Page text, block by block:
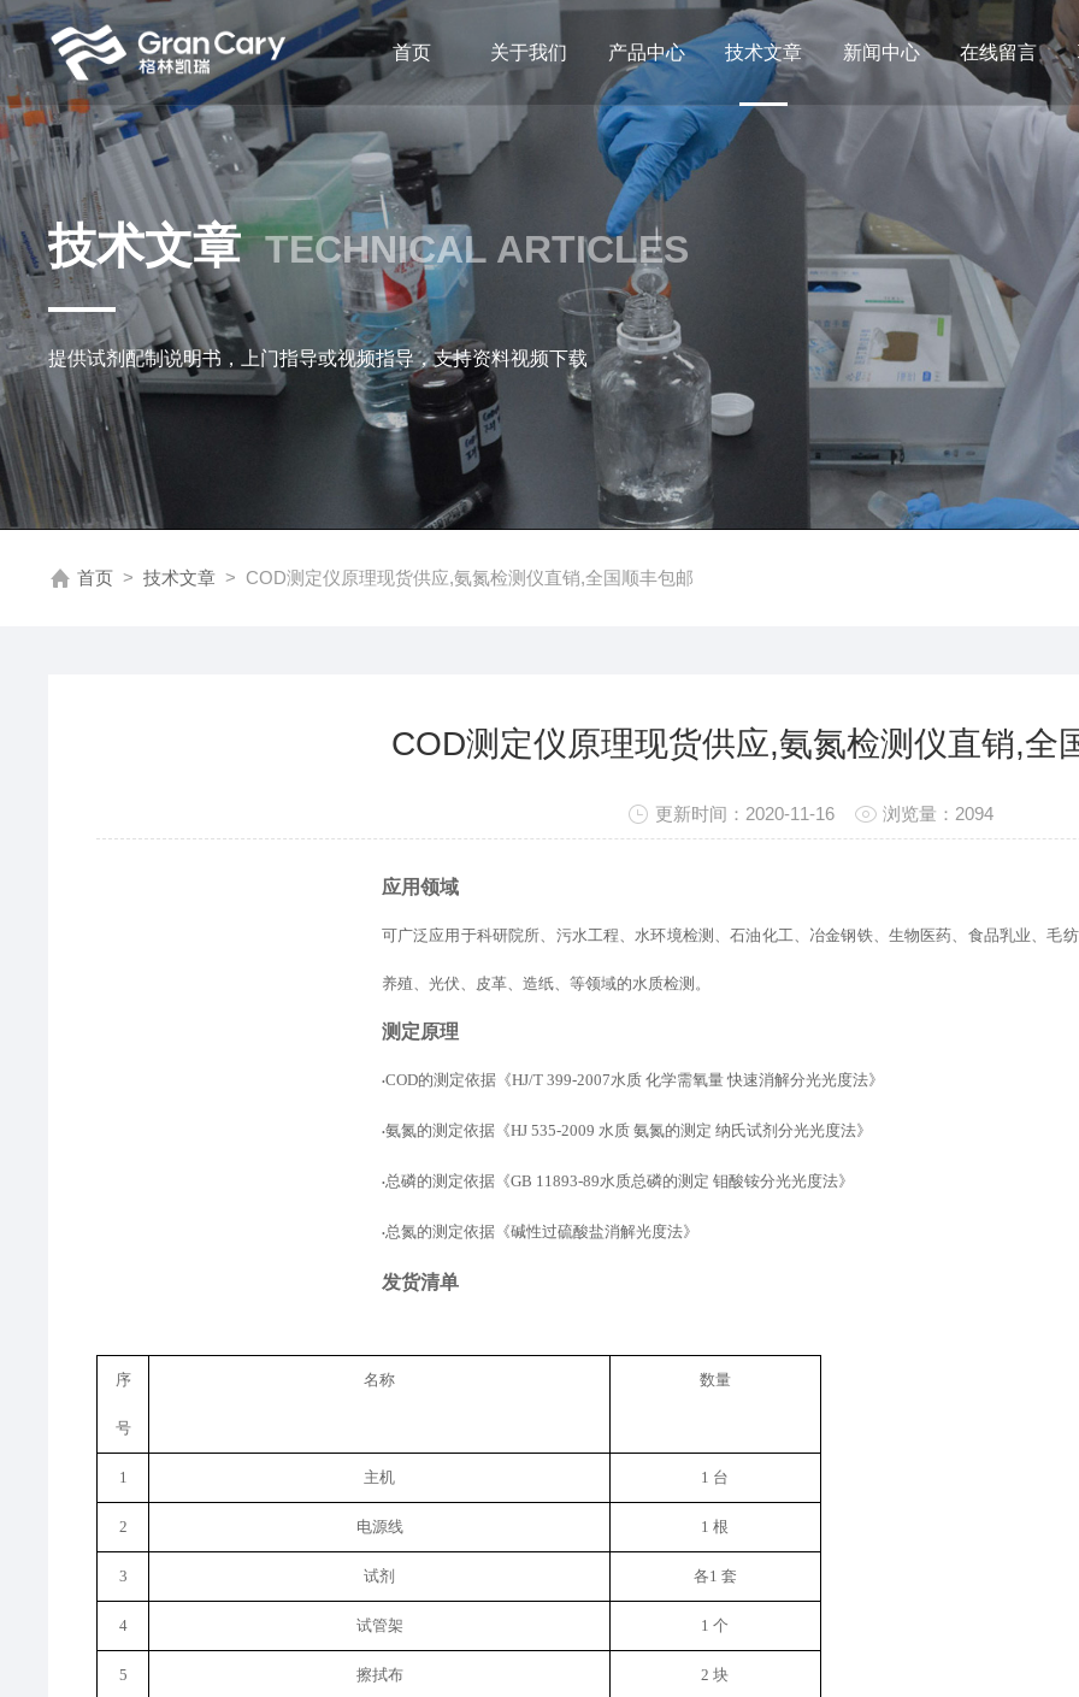
首页 关于我们 产品中心 技术文章 新闻中心 在线留言
技术文章 TECHNICAL ARTICLES
提供试剂配制说明书，上门指导或视频指导，支持资料视频下载
首页 > 技术文章 > COD测定仪原理现货供应,氨氮检测仪直销,全国顺丰包邮
COD测定仪原理现货供应,氨氮检测仪直销,全
更新时间：2020-11-16 浏览量：2094
应用领域
可广泛应用于科研院所、污水工程、水环境检测、石油化工、冶金钢铁、生物医药、食品乳业、毛
养殖、光伏、皮革、造纸、等领域的水质检测。
测定原理
•COD的测定依据《HJ/T 399-2007水质 化学需氧量 快速消解分光光度法》
•氨氮的测定依据《HJ 535-2009 水质 氨氮的测定 纳氏试剂分光光度法》
•总磷的测定依据《GB 11893-89水质总磷的测定 钼酸铵分光光度法》
•总氮的测定依据《碱性过硫酸盐消解光度法》
发货清单
序
号
名称 数量
1 主机 1 台
2 电源线 1 根
3 试剂 各1 套
4 试管架 1 个
5 擦拭布 2 块